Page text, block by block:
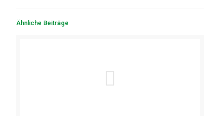
Ähnliche Beiträge